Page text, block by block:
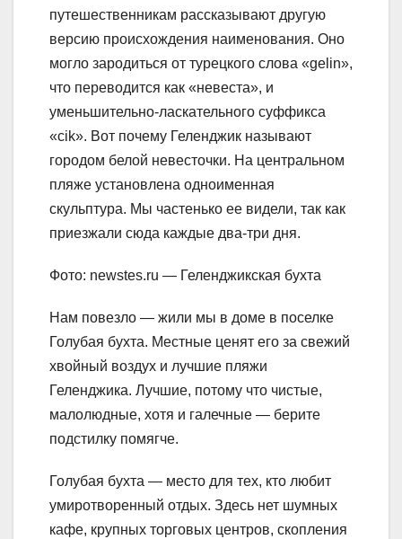
путешественникам рассказывают другую
версию происхождения наименования. Оно
могло зародиться от турецкого слова «gelin»,
что переводится как «невеста», и
уменьшительно-ласкательного суффикса
«cik». Вот почему Геленджик называют
городом белой невесточки. На центральном
пляже установлена одноименная
скульптура. Мы частенько ее видели, так как
приезжали сюда каждые два-три дня.
Фото: newstes.ru — Геленджикская бухта
Нам повезло — жили мы в доме в поселке
Голубая бухта. Местные ценят его за свежий
хвойный воздух и лучшие пляжи
Геленджика. Лучшие, потому что чистые,
малолюдные, хотя и галечные — берите
подстилку помягче.
Голубая бухта — место для тех, кто любит
умиротворенный отдых. Здесь нет шумных
кафе, крупных торговых центров, скопления